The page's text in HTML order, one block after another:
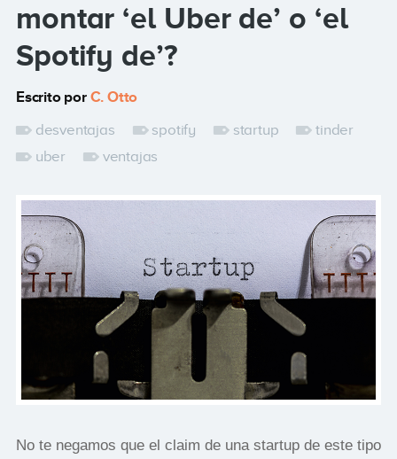
montar ‘el Uber de’ o ‘el
Spotify de’?
Escrito por C. Otto
desventajas
spotify startup
tinder
uber
ventajas
No te negamos que el claim de una startup de este tipo